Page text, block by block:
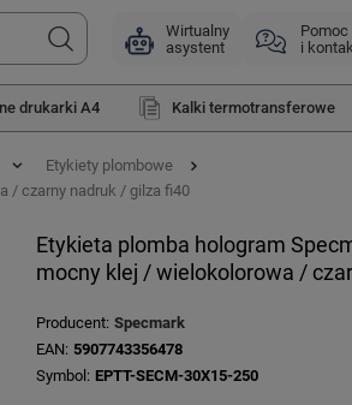
Wirtualny
asystent
Pomoc
i
drukarki A4 Kalki termotransferowe
Etykiety plombowe
/ czarny nadruk / gilza fi40
Etykieta plomba hologram
mocny klej / wielokolorowa /
Producent Specmark
EAN 5907743356478
Symbol
EPTT-SECM-30X15-250